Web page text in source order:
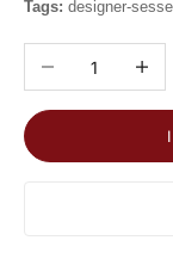
Tags: designer-
Anzahl verringern